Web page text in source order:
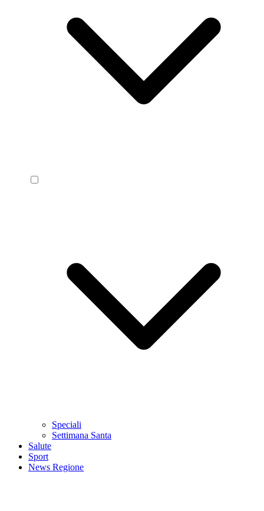
Speciali
Settimana Santa
Salute
Sport
News Regione